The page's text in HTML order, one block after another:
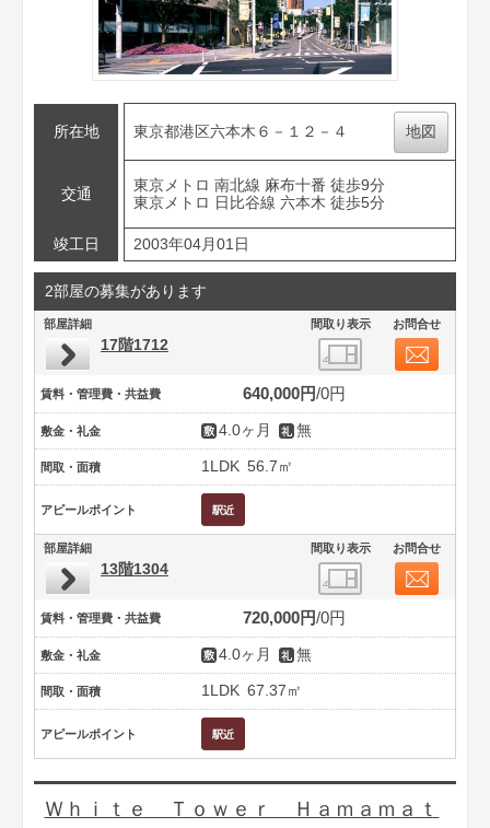
所在地 東京都港区六本木６－１２－４ 地図
交通
東京メトロ 南北線 麻布十番 徒歩9分
東京メトロ 日比谷線 六本木 徒歩5分
竣工日 2003年04月01日
2部屋の募集があります
部屋詳細 間取り表示 お問合せ
17階1712
賃料・管理費・共益費 640,000円 0円
敷金・礼金 4.0ヶ月 無
間取・面積 1LDK 56.7㎡
アピールポイント
部屋詳細 間取り表示 お問合せ
13階1304
賃料・管理費・共益費 720,000円 0円
敷金・礼金 4.0ヶ月 無
間取・面積 1LDK 67.37㎡
アピールポイント
Ｗｈｉｔｅ Ｔｏｗｅｒ Ｈａｍａｍａｔ